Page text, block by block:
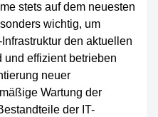
stets auf dem neuesten
wichtig, um
den aktuellen
und effizient betrieben
neuer
Wartung der
der IT-